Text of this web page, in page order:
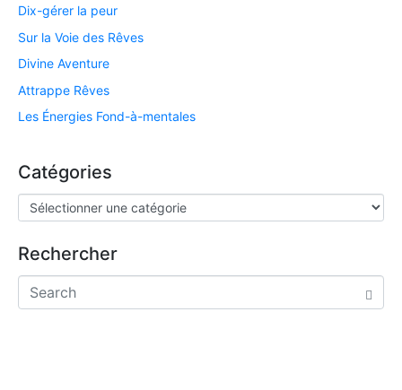
Dix-gérer la peur
Sur la Voie des Rêves
Divine Aventure
Attrappe Rêves
Les Énergies Fond-à-mentales
Catégories
Rechercher